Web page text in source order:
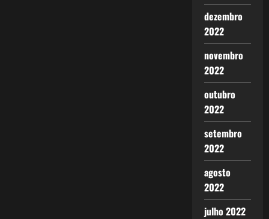
dezembro
2022
novembro
2022
outubro
2022
setembro
2022
agosto
2022
julho 2022